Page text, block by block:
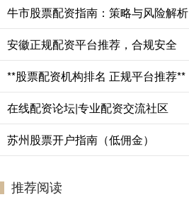
牛市股票配资指南：策略与风险解析
安徽正规配资平台推荐，合规安全
**股票配资机构排名 正规平台推荐**
在线配资论坛|专业配资交流社区
苏州股票开户指南（低佣金）
推荐阅读